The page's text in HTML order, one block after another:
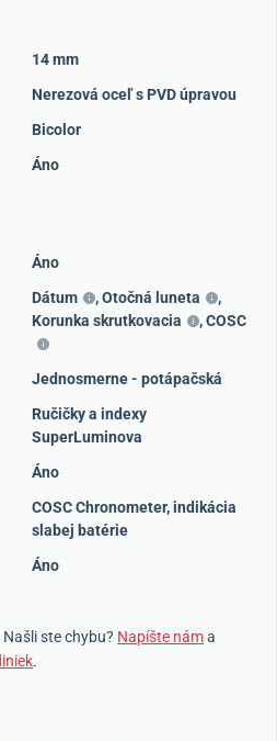
14 mm
Nerezová oceľ s PVD úpravou
Bicolor
Áno
Áno
Dátum ,Otočná luneta
,
Korunka skrutkovacia
,COSC
Jednosmerne - potápačská
Ručičky a indexy
SuperLuminova
Áno
COSC Chronometer, indikácia
slabej batérie
Áno
Našli ste chybu? Napíšte náma
.